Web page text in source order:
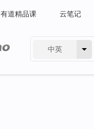
有道精品课 云笔记
中英